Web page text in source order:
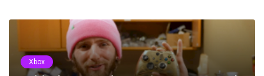
Xbox